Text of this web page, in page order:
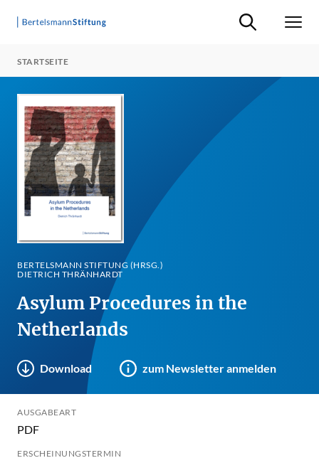
Suche ein-/
STARTSEITE
BERTELSMANN STIFTUNG (HRSG.)
DIETRICH THRÄNHARDT
Asylum Procedures in the
Netherlands
Download zum Newsletter anmelden
AUSGABEART
PDF
ERSCHEINUNGSTERMIN